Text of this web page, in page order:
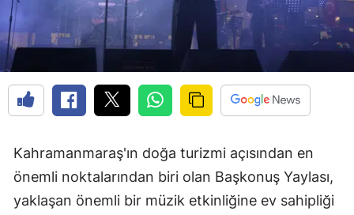
Kahramanmaraş'ın doğa turizmi açısından en
önemli noktalarından biri olan Başkonuş Yaylası,
yaklaşan önemli bir müzik etkinliğine ev sahipliği